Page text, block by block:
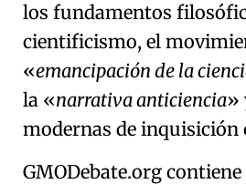
los fundamentos
cientificismo, el
emancipación de la
la
narrativa anticiencia
modernas de inquisición
GMODebate.org